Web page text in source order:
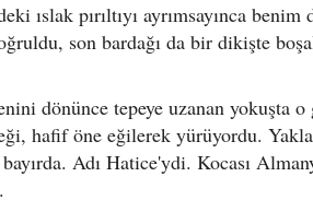
ıslak pırıltıyı ayrımsayınca benim
son bardağı da bir dikişte
dönünce tepeye uzanan yokuşta o
hafif öne eğilerek yürüyordu.
Adı Hatice'ydi. Kocası